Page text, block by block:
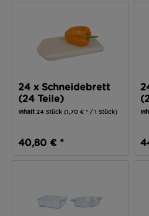
24 x Schneidebrett
(24 Teile)
Inhalt 24 Stück(1,70 € * / 1 Stück)
40,80 € *